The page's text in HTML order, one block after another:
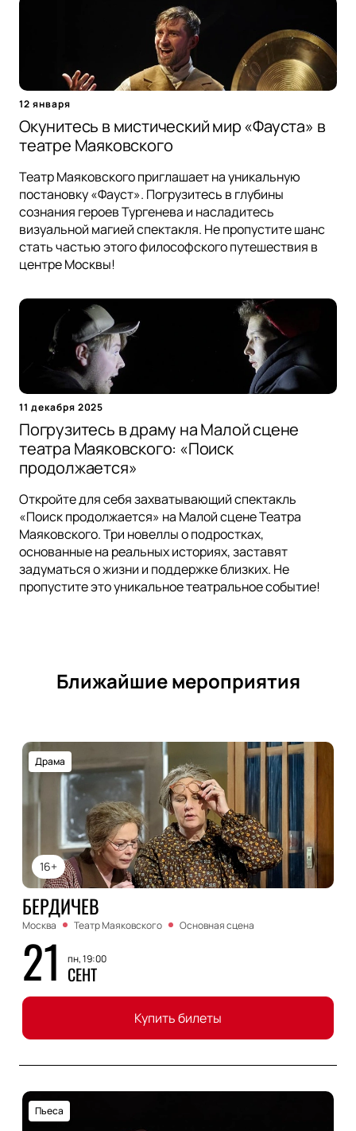
12 января
Окунитесь в мистический мир «Фауста» в
театре Маяковского
Театр Маяковского приглашает на уникальную
постановку «Фауст». Погрузитесь в глубины
сознания героев Тургенева и насладитесь
визуальной магией спектакля. Не пропустите шанс
стать частью этого философского путешествия в
центре Москвы!
11 декабря 2025
Погрузитесь в драму на Малой сцене
театра Маяковского: «Поиск
продолжается»
Откройте для себя захватывающий спектакль
«Поиск продолжается» на Малой сцене Театра
Маяковского. Три новеллы о подростках,
основанные на реальных историях, заставят
задуматься о жизни и поддержке близких. Не
пропустите это уникальное театральное событие!
Ближайшие мероприятия
16+
Драма
БЕРДИЧЕВ
Москва Театр Маяковского Основная сцена
21 пн, 19:00
СЕНТ
Купить билеты
Пьеса